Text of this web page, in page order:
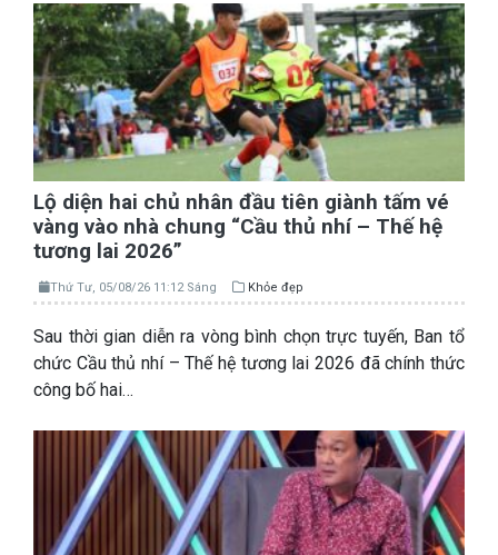
Lộ diện hai chủ nhân đầu tiên giành tấm vé
vàng vào nhà chung “Cầu thủ nhí – Thế hệ
tương lai 2026”
Thứ Tư, 05/08/26 11:12 Sáng Khỏe đẹp
Sau thời gian diễn ra vòng bình chọn trực tuyến, Ban tổ
chức Cầu thủ nhí – Thế hệ tương lai 2026 đã chính thức
công bố hai…